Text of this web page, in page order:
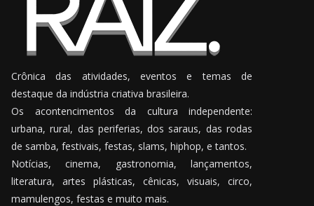
Crônica das atividades, eventos e temas de
destaque da indústria criativa brasileira.
Os acontencimentos da cultura independente:
urbana, rural, das periferias, dos saraus, das rodas
de samba, festivais, festas, slams, hiphop, e tantos.
Notícias, cinema, gastronomia, lançamentos,
literatura, artes plásticas, cênicas, visuais, circo,
mamulengos, festas e muito mais.